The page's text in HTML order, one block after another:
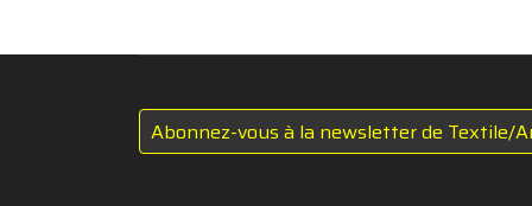
Abonnez-vous à la newsletter de Textile/